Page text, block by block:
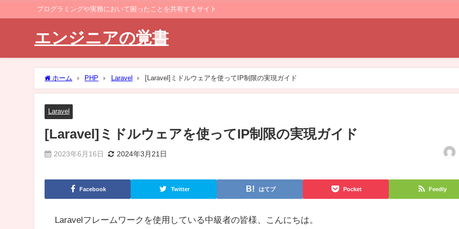
プログラミングや実務において困ったことを共有するサイト
エンジニアの覚書
ホーム PHP Laravel [Laravel]ミドルウェアを使ってIP制限の実現ガイド
Laravel
[Laravel]ミドルウェアを使ってIP制限の実現ガイド
2023年6月16日 2024年3月21日
Facebook Twitter はてブ Pocket Feedly
Laravelフレームワークを使用している中級者の皆様、こんにちは。